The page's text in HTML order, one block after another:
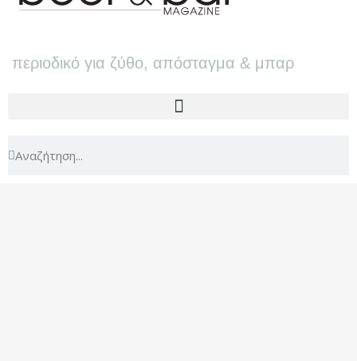
περιοδικό για ζύθο, απόσταγμα & μπαρ